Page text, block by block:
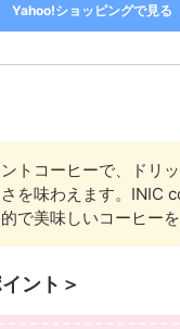
Yahoo!ショッピングで見る
トコーヒーで、ドリ
を味わえます。INIC
で美味しいコーヒーを
ント＞